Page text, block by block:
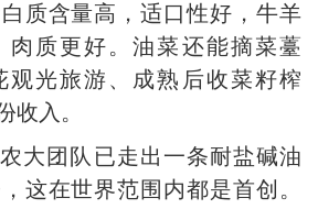
质含量高，适口性好，牛羊
肉质更好。油菜还能摘菜薹
观光旅游、成熟后收菜籽榨
收入。
大团队已走出一条耐盐碱油
这在世界范围内都是首创。